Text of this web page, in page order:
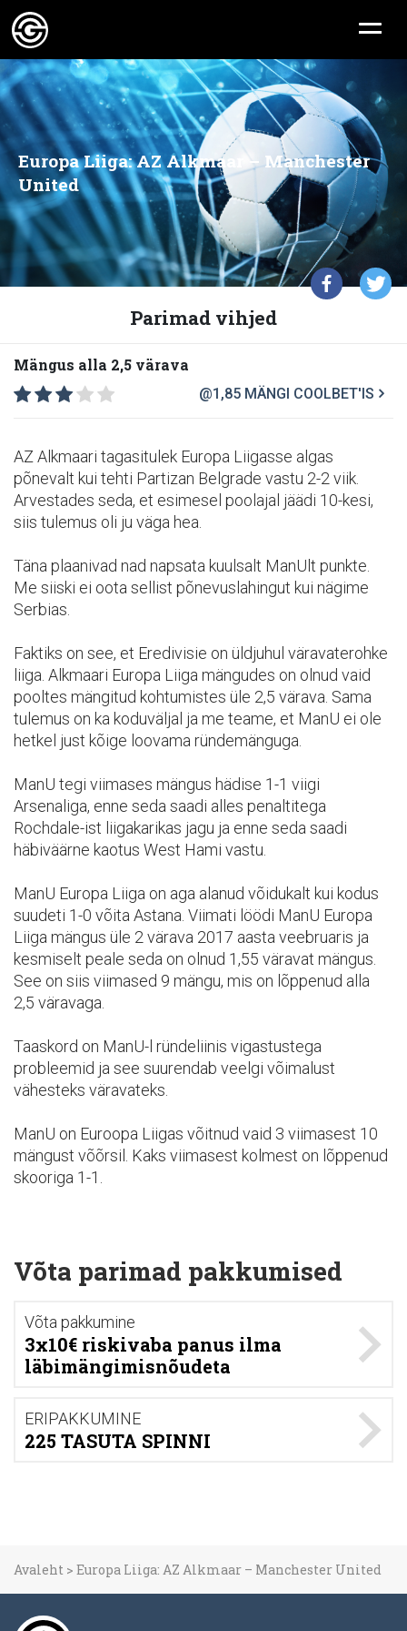
Europa Liiga: AZ Alkmaar – Manchester
United
Parimad vihjed
Mängus alla 2,5 värava
@1,85 MÄNGI COOLBET'IS
AZ Alkmaari tagasitulek Europa Liigasse algas
põnevalt kui tehti Partizan Belgrade vastu 2-2 viik.
Arvestades seda, et esimesel poolajal jäädi 10-kesi,
siis tulemus oli ju väga hea.
Täna plaanivad nad napsata kuulsalt ManUlt punkte.
Me siiski ei oota sellist põnevuslahingut kui nägime
Serbias.
Faktiks on see, et Eredivisie on üldjuhul väravaterohke
liiga. Alkmaari Europa Liiga mängudes on olnud vaid
pooltes mängitud kohtumistes üle 2,5 värava. Sama
tulemus on ka koduväljal ja me teame, et ManU ei ole
hetkel just kõige loovama ründemänguga.
ManU tegi viimases mängus hädise 1-1 viigi
Arsenaliga, enne seda saadi alles penaltitega
Rochdale-ist liigakarikas jagu ja enne seda saadi
häbiväärne kaotus West Hami vastu.
ManU Europa Liiga on aga alanud võidukalt kui kodus
suudeti 1-0 võita Astana. Viimati löödi ManU Europa
Liiga mängus üle 2 värava 2017 aasta veebruaris ja
kesmiselt peale seda on olnud 1,55 väravat mängus.
See on siis viimased 9 mängu, mis on lõppenud alla
2,5 väravaga.
Taaskord on ManU-l ründeliinis vigastustega
probleemid ja see suurendab veelgi võimalust
vähesteks väravateks.
ManU on Euroopa Liigas võitnud vaid 3 viimasest 10
mängust võõrsil. Kaks viimasest kolmest on lõppenud
skooriga 1-1.
Võta parimad pakkumised
Võta pakkumine
3x10€ riskivaba panus ilma
läbimängimisnõudeta
ERIPAKKUMINE
225 TASUTA SPINNI
Avaleht > Europa Liiga: AZ Alkmaar – Manchester United